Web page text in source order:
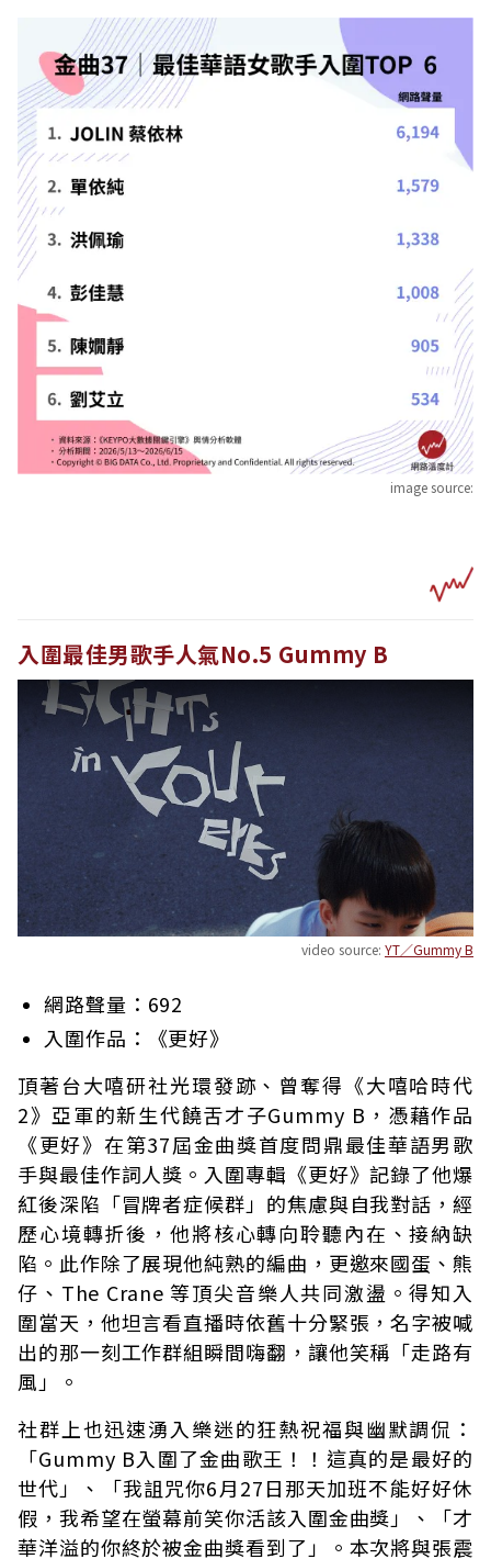
image source:
入圍最佳男歌手人氣No.5 Gummy B
video source: YT／Gummy B
網路聲量：692
入圍作品：《更好》
頂著台大嘻研社光環發跡、曾奪得《大嘻哈時代
2》亞軍的新生代饒舌才子Gummy B，憑藉作品
《更好》在第37屆金曲獎首度問鼎最佳華語男歌
手與最佳作詞人獎。入圍專輯《更好》記錄了他爆
紅後深陷「冒牌者症候群」的焦慮與自我對話，經
歷心境轉折後，他將核心轉向聆聽內在、接納缺
陷。此作除了展現他純熟的編曲，更邀來國蛋、熊
仔、The Crane 等頂尖音樂人共同激盪。得知入
圍當天，他坦言看直播時依舊十分緊張，名字被喊
出的那一刻工作群組瞬間嗨翻，讓他笑稱「走路有
風」。
社群上也迅速湧入樂迷的狂熱祝福與幽默調侃：
「Gummy B入圍了金曲歌王！！這真的是最好的
世代」、「我詛咒你6月27日那天加班不能好好休
假，我希望在螢幕前笑你活該入圍金曲獎」、「才
華洋溢的你終於被金曲獎看到了」。本次將與張震